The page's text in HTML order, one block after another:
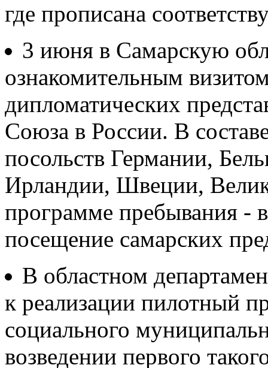
где прописана
3 июня в Самарскую
ознакомительным
дипломатических
Союза в России. В
посольств Германии,
Ирландии, Швеции,
программе пребывания -
посещение самарских
В областном
к реализации пилотный
социального
возведении первого